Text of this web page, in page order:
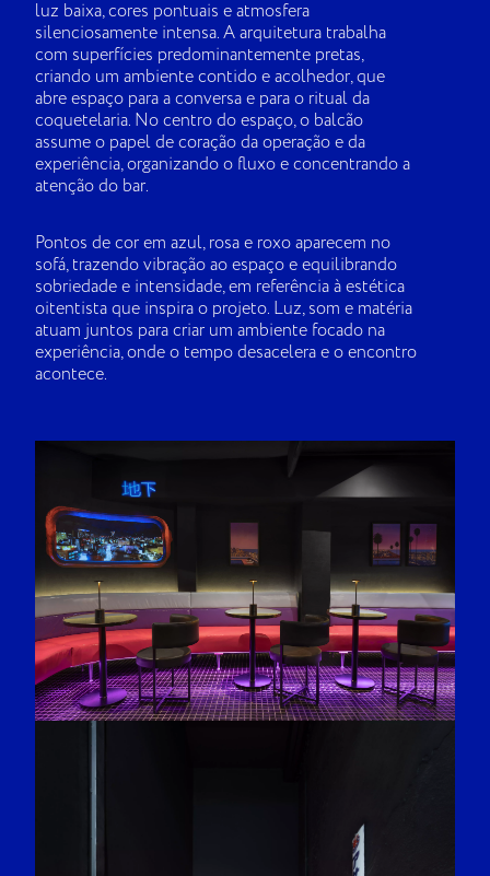
luz baixa, cores pontuais e atmosfera
silenciosamente intensa. A arquitetura trabalha
com superfícies predominantemente pretas,
criando um ambiente contido e acolhedor, que
abre espaço para a conversa e para o ritual da
coquetelaria. No centro do espaço, o balcão
assume o papel de coração da operação e da
experiência, organizando o fluxo e concentrando a
atenção do bar.
Pontos de cor em azul, rosa e roxo aparecem no
sofá, trazendo vibração ao espaço e equilibrando
sobriedade e intensidade, em referência à estética
oitentista que inspira o projeto. Luz, som e matéria
atuam juntos para criar um ambiente focado na
experiência, onde o tempo desacelera e o encontro
acontece.